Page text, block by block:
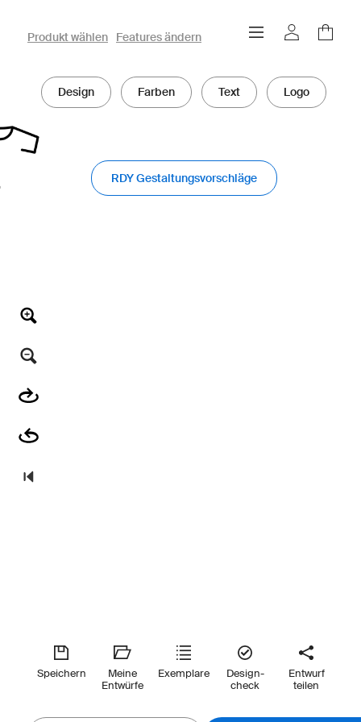
owayo 3D-Konfigurator
Produkt wählen Features ändern
Design Farben Text Logo
RDY Gestaltungsvorschläge
Speichern
Meine
Entwürfe
Exemplare
Design-
check
Entwurf
teilen